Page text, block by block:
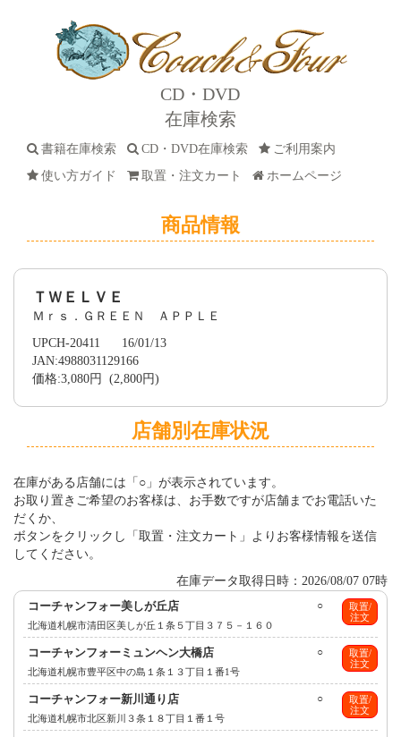
CD・DVD
在庫検索
書籍在庫検索 CD・DVD在庫検索
ご利用案内
使い方ガイド
取置・注文カート ホームページ
商品情報
ＴＷＥＬＶＥ
Ｍｒｓ．ＧＲＥＥＮ ＡＰＰＬＥ
UPCH-20411 16/01/13
JAN:4988031129166
価格:3,080円 (2,800円)
店舗別在庫状況
在庫がある店舗には「○」が表示されています。
お取り置きご希望のお客様は、お手数ですが店舗までお電話いた
だくか、
ボタンをクリックし「取置・注文カート」よりお客様情報を送信
してください。
在庫データ取得日時：2026/08/07 07時
取置/
注文
○
コーチャンフォー美しが丘店
北海道札幌市清田区美しが丘１条５丁目３７５－１６０
取置/
注文
○
コーチャンフォーミュンヘン大橋店
北海道札幌市豊平区中の島１条１３丁目１番1号
取置/
注文
○
コーチャンフォー新川通り店
北海道札幌市北区新川３条１８丁目１番１号